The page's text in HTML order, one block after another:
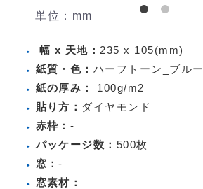
単位：mm
幅 x 天地： 235 x 105(mm)
紙質・色： ハーフトーン_ブルー
紙の厚み：
100g/m2
貼り方： ダイヤモンド
赤枠： -
パッケージ数： 500枚
窓：-
窓素材：